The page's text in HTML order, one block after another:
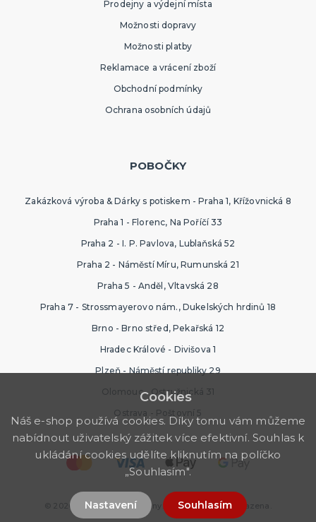
Prodejny a výdejní místa
Možnosti dopravy
Možnosti platby
Reklamace a vrácení zboží
Obchodní podmínky
Ochrana osobních údajů
POBOČKY
Zakázková výroba & Dárky s potiskem - Praha 1, Křížovnická 8
Praha 1 - Florenc, Na Poříčí 33
Praha 2 - I. P. Pavlova, Lublaňská 52
Praha 2 - Náměstí Míru, Rumunská 21
Praha 5 - Anděl, Vltavská 28
Praha 7 - Strossmayerovo nám., Dukelských hrdinů 18
Brno - Brno střed, Pekařská 12
Hradec Králové - Divišova 1
Plzeň - Náměstí republiky 29
Olomouc - Ostružnická 31
Ostrava - Poštovní 5
© 2026 Nejlevnější Ptákoviny. Všechna práva vyhrazena.
Cookies
Náš e-shop používá cookies. Díky tomu vám můžeme
nabídnout uživatelský zážitek více efektivní. Souhlas k
ukládání cookies udělíte kliknutím na políčko
„Souhlasím".
Nastavení Souhlasím